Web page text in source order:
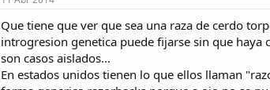
Que tiene que ver que sea una raza de cerdo
introgresion genetica puede fijarse sin que
son casos aislados...
En estados unidos tienen lo que ellos llaman